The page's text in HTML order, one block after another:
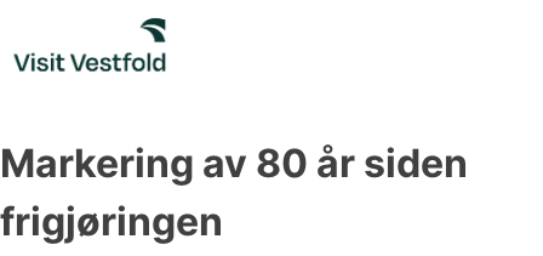
content
Markering av 80 år siden
frigjøringen